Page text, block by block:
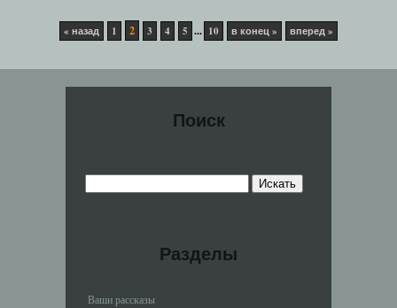
« назад 1 2 3 4 5 ... 10 в конец » вперед »
Поиск
Разделы
Ваши рассказы